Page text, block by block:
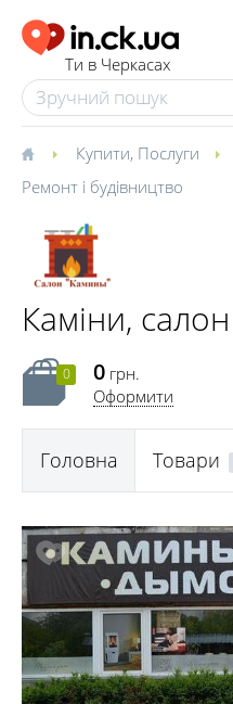
Ти в Черкасах
Купити, Послуги
Ремонт і будівництво
Каміни, салон
0 0 грн.
Оформити
Головна Товари